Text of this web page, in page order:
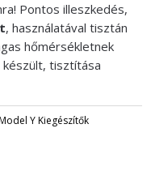
Pontos illeszkedés,
, használatával tisztán
hőmérsékletnek
készült, tisztítása
Y Kiegészítők